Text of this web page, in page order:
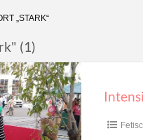
„STARK“
(1)